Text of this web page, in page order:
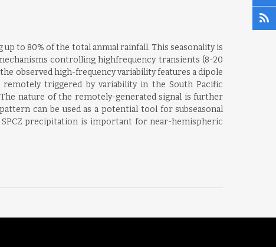
to 80% of the total annual rainfall. This seasonality is
controlling highfrequency transients (8-20
observed high-frequency variability features a dipole
triggered by variability in the South Pacific
nature of the remotely-generated signal is further
can be used as a potential tool for subseasonal
precipitation is important for near-hemispheric